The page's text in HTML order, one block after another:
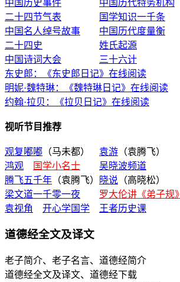
中国历史事件
中国历代特务机构
二十四节气表
国学知识一千条
中国名人绰号故事
中国历代度量衡
二十四史
姓氏起源
中国诗词大会
三十六计
东史郎：《东史郎日记》在线阅读
明妮·魏特琳：《魏特琳日记》在线阅读
约翰·拉贝：《拉贝日记》在线阅读
视听节目推荐
观复嘟嘟 （马未都） 袁游 （袁腾飞）
鸿观
国学小名士
吴晓波频道
腾飞五千年 （袁腾飞） 晓说 （高晓松）
梁文道一千零一夜
罗大伦讲《弟子规》
袁视角
开心学国学 王者历史课
道德经全文及译文
老子简介、老子名言、道德经简介
道德经全文及译文、道德经下载